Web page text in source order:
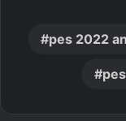
pes 2022